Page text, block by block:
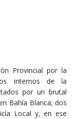
Provincial por la
internos de la
por un brutal
Bahía Blanca; dos
Local y, en ese